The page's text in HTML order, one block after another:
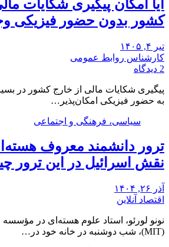
آیا امکان پیگیری شکایات
کشور بدون حضور فیزیکی
تیر ۴, ۱۴۰۵
کارشناس روابط عمومی
2 دیدگاه
پیگیری شکایات مالی از خارج کشور در
به حضور فیزیکی امکان‌پذیر…
سیاسی، فرهنگی و اجتماعی
ترور دانشمند معروف
نقش اسرائیل در این ترور
آذر ۲۶, ۱۴۰۴
اقتصاد آنلاین
نونو لورئو، استاد علوم هسته‌ای در
(MIT)، شب دوشنبه در خانه خود در…